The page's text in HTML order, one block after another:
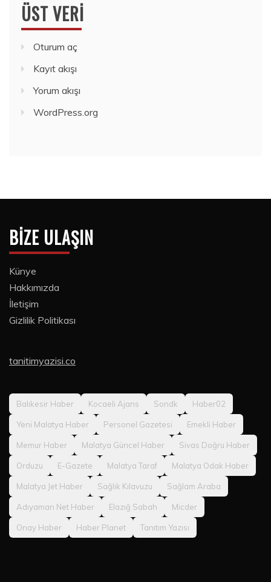
ÜST VERI
Oturum aç
Kayıt akışı
Yorum akışı
WordPress.org
BIZE ULAŞIN
Künye
Hakkımızda
İletişim
Gizlilik Politikası
tanitimyazisi.co
Balıkesir Haber Kocaeli Ajans Sondk Haber02
Yeni Malatya Haber Personel Gazetesi Emekli Haber
Memur Haber Malatya Güncel Haber Sivas Doğru Haber
Orduzu E-Gazete Malatya Taraf Malatya Odak Haber
Malatya Jet Haber Sağlık Kılavuzu Sağlam Araba
Adıyaman Net Haber Elazığ Sabah Micder
Onay Haber Haber Planet Tanıtım Yazısı